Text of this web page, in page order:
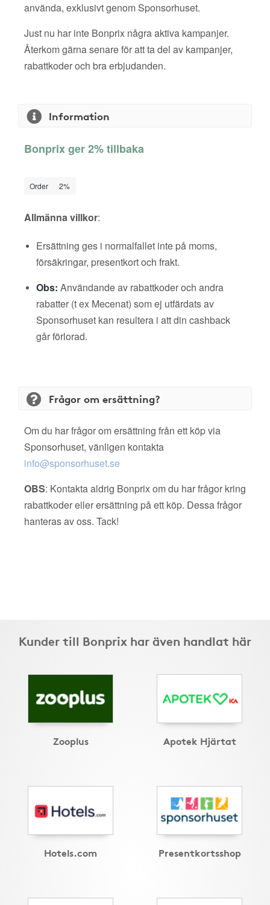
använda, exklusivt genom Sponsorhuset.
Just nu har inte Bonprix några aktiva kampanjer.
Återkom gärna senare för att ta del av kampanjer,
rabattkoder och bra erbjudanden.
Information
Bonprix ger 2% tillbaka
Order 2%
Allmänna villkor:
Ersättning ges i normalfallet inte på moms,
försäkringar, presentkort och frakt.
Obs: Användande av rabattkoder och andra
rabatter (t ex Mecenat) som ej utfärdats av
Sponsorhuset kan resultera i att din cashback
går förlorad.
Frågor om ersättning?
Om du har frågor om ersättning från ett köp via
Sponsorhuset, vänligen kontakta
info@sponsorhuset.se
OBS: Kontakta aldrig Bonprix om du har frågor kring
rabattkoder eller ersättning på ett köp. Dessa frågor
hanteras av oss. Tack!
Kunder till Bonprix har även handlat här
Zooplus Apotek Hjärtat
Hotels.com Presentkortsshop